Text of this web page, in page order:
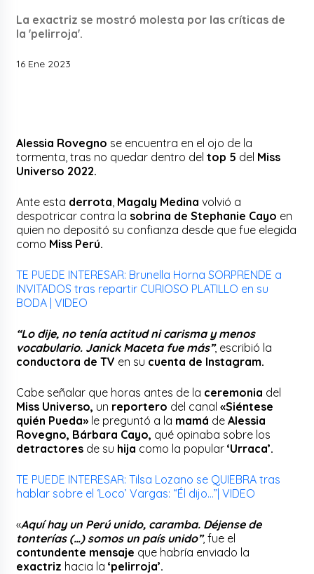
La exactriz se mostró molesta por las críticas de
la 'pelirroja'.
16 Ene 2023
Alessia Rovegno se encuentra en el ojo de la
tormenta, tras no quedar dentro deltop 5 del Miss
Universo 2022.
Ante esta derrota Magaly Medina volvió a
despotricar contra la sobrina de Stephanie Cayo en
quien no depositó su confianza desde que fue elegida
como Miss Perú.
TE PUEDE INTERESAR: Brunella Horna SORPRENDE a
INVITADOS tras repartir CURIOSO PLATILLO en su
BODA | VIDEO
“Lo dije, no tenía actitud ni carisma y menos
vocabulario. Janick Maceta fue más”, escribió la
conductora de TV en su cuenta de Instagram.
Cabe señalar que horas antes de la ceremonia del
Miss Universo, un reportero del canal«Siéntese
quién Pueda» le preguntó a la mamá deAlessia
Rovegno, Bárbara Cayo, qué opinaba sobre los
detractores de su hija como la popular‘Urraca’.
TE PUEDE INTERESAR: Tilsa Lozano se QUIEBRA tras
hablar sobre el ‘Loco’ Vargas: “Él dijo…”| VIDEO
«Aquí hay un Perú unido, caramba. Déjense de
tonterías (…) somos un país unido”, fue el
contundente mensaje que habría enviado la
exactriz hacia la‘pelirroja’.